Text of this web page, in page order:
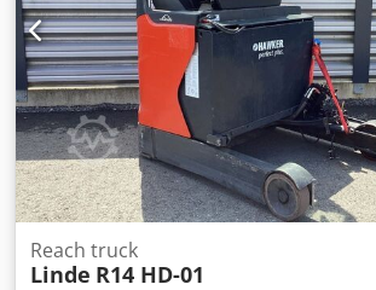
Reach truck
Linde R14 HD-01